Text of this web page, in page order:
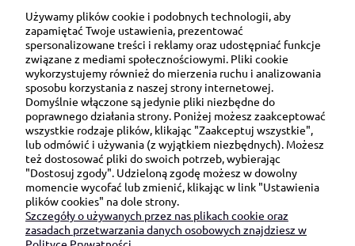
Ul. Brukowa 6/8 lok. 57/58
91-341 Łódź
NIP: 6751510615
SKONTAKTUJ SIĘ Z NAMI:
sklep@be-happygifts.com
+48 690 172 872
Używamy plików cookie i podobnych technologii, aby
zapamiętać Twoje ustawienia, prezentować
spersonalizowane treści i reklamy oraz udostępniać funkcje
związane z mediami społecznościowymi. Pliki cookie
wykorzystujemy również do mierzenia ruchu i analizowania
sposobu korzystania z naszej strony internetowej.
Domyślnie włączone są jedynie pliki niezbędne do
poprawnego działania strony. Poniżej możesz zaakceptować
wszystkie rodzaje plików, klikając "Zaakceptuj wszystkie",
lub odmówić i używania (z wyjątkiem niezbędnych). Możesz
też dostosować pliki do swoich potrzeb, wybierając
"Dostosuj zgody". Udzieloną zgodę możesz w dowolny
momencie wycofać lub zmienić, klikając w link "Ustawienia
plików cookies" na dole strony.
Szczegóły o używanych przez nas plikach cookie oraz
zasadach przetwarzania danych osobowych znajdziesz w